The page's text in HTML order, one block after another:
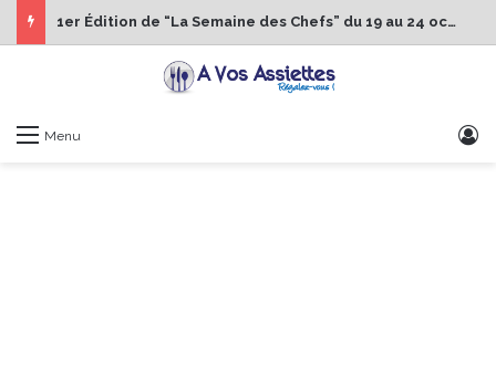
1er Édition de “La Semaine des Chefs” du 19 au 24 octobre 2026
Menu